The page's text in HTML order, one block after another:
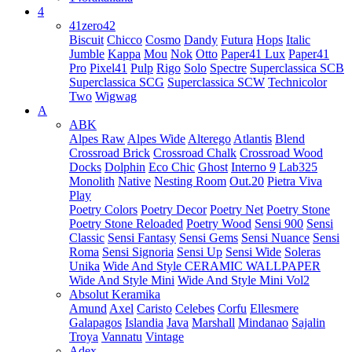
4
41zero42
Biscuit Chicco Cosmo Dandy Futura Hops Italic
Jumble Kappa Mou Nok Otto Paper41 Lux Paper41
Pro Pixel41 Pulp Rigo Solo Spectre Superclassica SCB
Superclassica SCG Superclassica SCW Technicolor
Two Wigwag
A
ABK
Alpes Raw Alpes Wide Alterego Atlantis Blend
Crossroad Brick Crossroad Chalk Crossroad Wood
Docks Dolphin Eco Chic Ghost Interno 9 Lab325
Monolith Native Nesting Room Out.20 Pietra Viva
Play
Poetry Colors Poetry Decor Poetry Net Poetry Stone
Poetry Stone Reloaded Poetry Wood Sensi 900 Sensi
Classic Sensi Fantasy Sensi Gems Sensi Nuance Sensi
Roma Sensi Signoria Sensi Up Sensi Wide Soleras
Unika Wide And Style CERAMIC WALLPAPER
Wide And Style Mini Wide And Style Mini Vol2
Absolut Keramika
Amund Axel Caristo Celebes Corfu Ellesmere
Galapagos Islandia Java Marshall Mindanao Sajalin
Troya Vannatu Vintage